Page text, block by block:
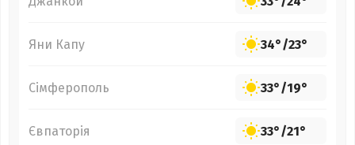
Яни Капу 34°/23°
Сімферополь 33°/19°
Євпаторія 33°/21°